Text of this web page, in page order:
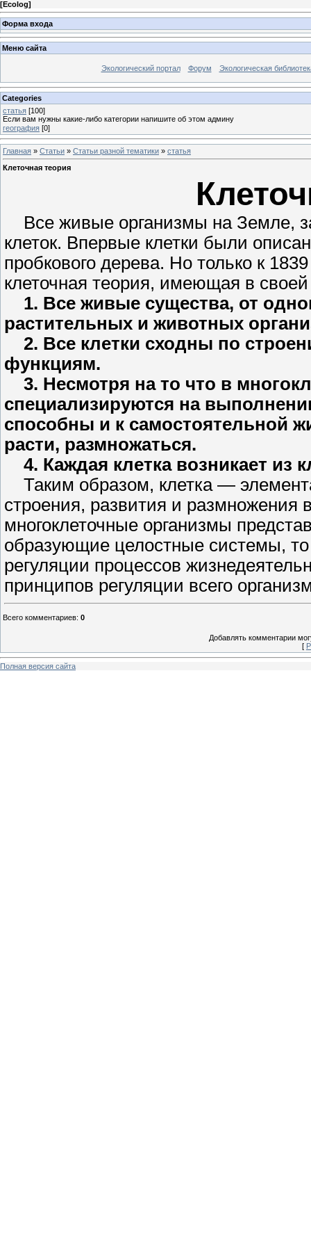
[Ecolog]
Форма входа
Меню сайта
Экологический портал Форум Экологическая
Categories
статья [100]
Если вам нужны какие-либо категории напишите об этом админу
география [0]
Главная » Статьи » Статьи разной тематики » статья
Клеточная теория
Все живые организмы на Земле,
клеток. Впервые клетки были
пробкового дерева. Но только к
клеточная теория, имеющая в
1. Все живые существа, от
растительных и животных
2. Все клетки сходны по
функциям.
3. Несмотря на то что в
специализируются на
способны и к самостоятельной
расти, размножаться.
4. Каждая клетка возникает из
Таким образом, клетка —
строения, развития и размножения
многоклеточные организмы
образующие целостные системы,
регуляции процессов
принципов регуляции всего
Всего комментариев: 0
Добавлять комментарии
[
Полная версия сайта